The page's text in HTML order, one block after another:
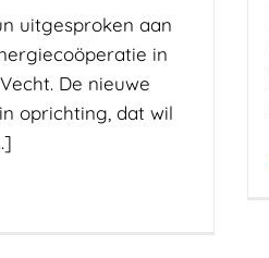
uitgesproken aan
in
De nieuwe
oprichting, dat wil